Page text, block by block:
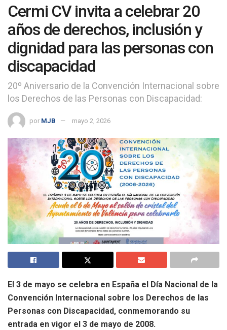
Cermi CV invita a celebrar 20
años de derechos, inclusión y
dignidad para las personas con
discapacidad
20º Aniversario de la Convención Internacional sobre
los Derechos de las Personas con Discapacidad:
por MJB mayo 2, 2026
El 3 de mayo se celebra en España el Día Nacional de la
Convención Internacional sobre los Derechos de las
Personas con Discapacidad, conmemorando su
entrada en vigor el 3 de mayo de 2008.